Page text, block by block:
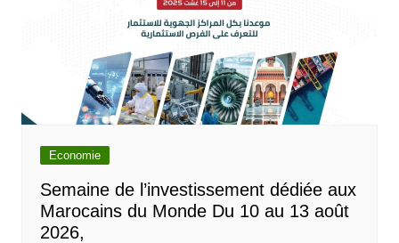
Economie
Semaine de l’investissement dédiée aux
Marocains du Monde Du 10 au 13 août
2026,